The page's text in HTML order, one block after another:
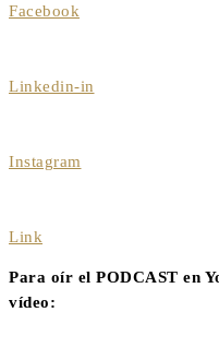
Facebook
Linkedin-in
Instagram
Link
Para oír el PODCAST en
vídeo: